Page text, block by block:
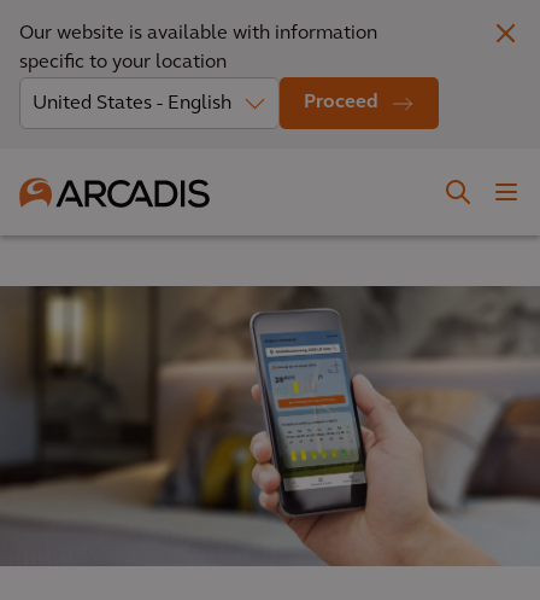
Our website is available with information
specific to your location
Proceed